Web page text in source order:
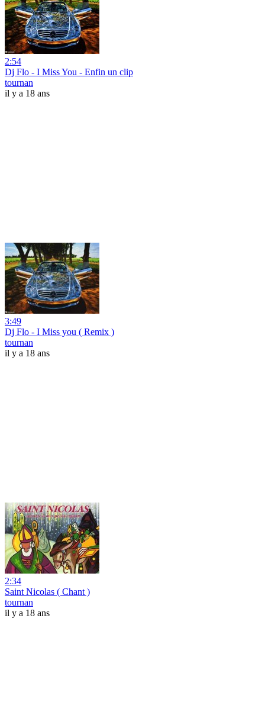
2:54
Dj Flo - I Miss You - Enfin un clip
tournan
il y a 18 ans
3:49
Dj Flo - I Miss you ( Remix )
tournan
il y a 18 ans
2:34
Saint Nicolas ( Chant )
tournan
il y a 18 ans